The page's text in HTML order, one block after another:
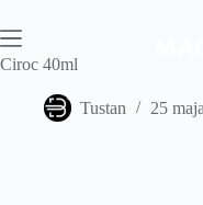
do
treści
Ciroc 40ml
Tustan 25